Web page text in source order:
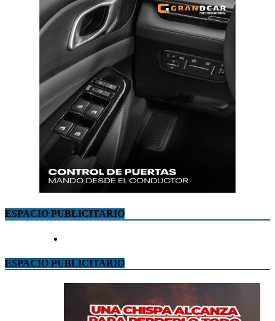
ESPACIO PUBLICITARIO
ESPACIO PUBLICITARIO